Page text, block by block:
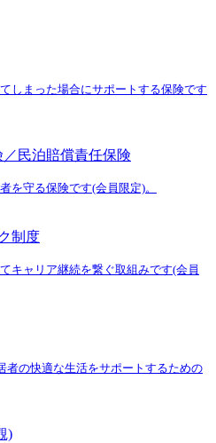
しまった場合にサポートする保険です
民泊賠償責任保険
を守る保険です(会員限定)。
制度
キャリア継続を繋ぐ取組みです(会員
者の快適な生活をサポートするための
)